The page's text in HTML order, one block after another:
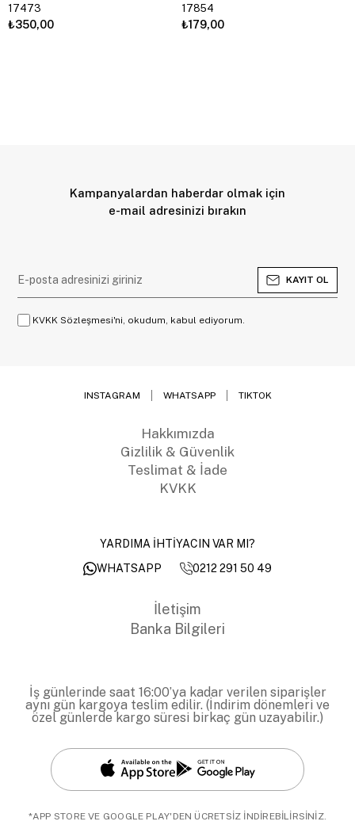
17473
₺350,00
17854
₺179,00
Kampanyalardan haberdar olmak için
e-mail adresinizi bırakın
KAYIT OL
KVKK Sözleşmesi'ni, okudum, kabul ediyorum.
INSTAGRAM WHATSAPP TIKTOK
Hakkımızda
Gizlilik & Güvenlik
Teslimat & İade
KVKK
YARDIMA İHTİYACIN VAR MI?
WHATSAPP
0212 291 50 49
İletişim
Banka Bilgileri
İş günlerinde saat 16:00’ya kadar verilen siparişler
aynı gün kargoya teslim edilir. (İndirim dönemleri ve
özel günlerde kargo süresi birkaç gün uzayabilir.)
*APP STORE VE GOOGLE PLAY'DEN ÜCRETSİZ İNDİREBİLİRSİNİZ.